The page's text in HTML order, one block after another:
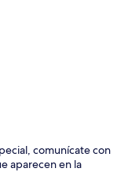
comunícate con
aparecen en la